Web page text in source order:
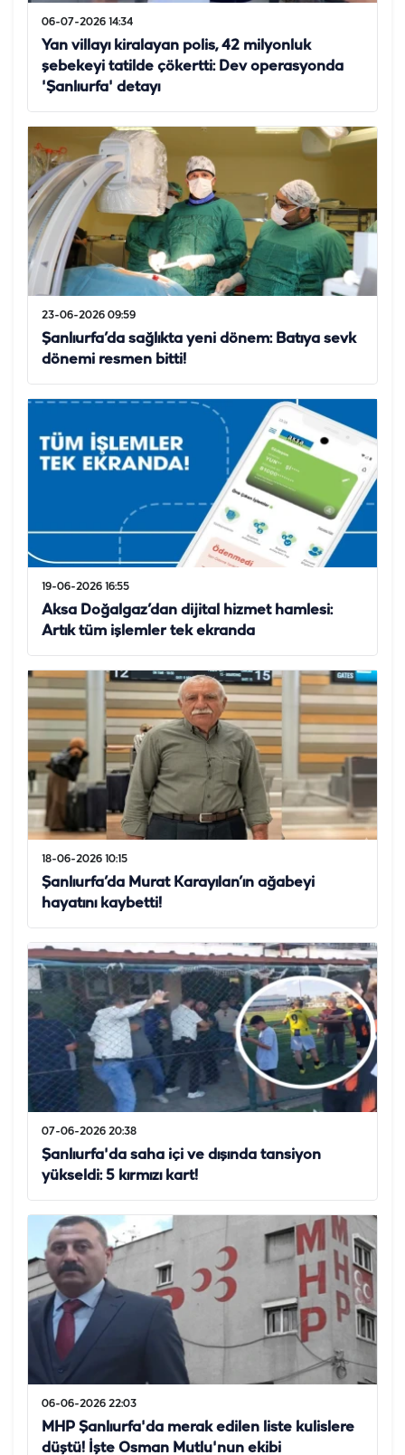
06-07-2026 14:34
Yan villayı kiralayan polis, 42 milyonluk
şebekeyi tatilde çökertti: Dev operasyonda
'Şanlıurfa' detayı
23-06-2026 09:59
Şanlıurfa’da sağlıkta yeni dönem: Batıya sevk
dönemi resmen bitti!
19-06-2026 16:55
Aksa Doğalgaz’dan dijital hizmet hamlesi:
Artık tüm işlemler tek ekranda
18-06-2026 10:15
Şanlıurfa’da Murat Karayılan’ın ağabeyi
hayatını kaybetti!
07-06-2026 20:38
Şanlıurfa'da saha içi ve dışında tansiyon
yükseldi: 5 kırmızı kart!
06-06-2026 22:03
MHP Şanlıurfa'da merak edilen liste kulislere
düştü! İşte Osman Mutlu'nun ekibi